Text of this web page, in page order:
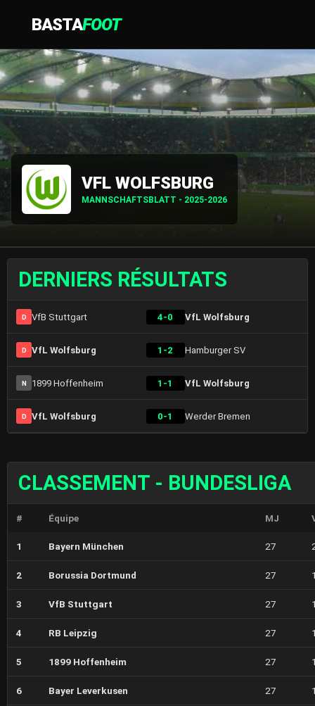
BASTAFOOT
VFL WOLFSBURG
MANNSCHAFTSBLATT - 2025-2026
DERNIERS RÉSULTATS
D VfB Stuttgart 4-0 VfL Wolfsburg
D VfL Wolfsburg 1-2 Hamburger SV
N 1899 Hoffenheim 1-1 VfL Wolfsburg
D VfL Wolfsburg 0-1 Werder Bremen
CLASSEMENT - BUNDESLIGA
# Équipe MJ
1 Bayern München 27
2 Borussia Dortmund 27
3 VfB Stuttgart 27
4 RB Leipzig 27
5 1899 Hoffenheim 27
6 Bayer Leverkusen 27